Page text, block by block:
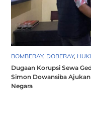
BOMBERAY, DOBERAY,
Dugaan Korupsi Sewa
Simon Dowansiba
Negara